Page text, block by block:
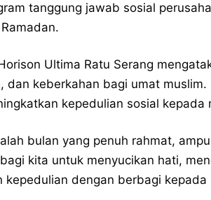
tanggung jawab sosial
Ultima Ratu Serang
dan keberkahan bagi umat
kepedulian sosial kepada
bulan yang penuh rahmat,
kita untuk menyucikan hati,
kepedulian dengan berbagi kepada